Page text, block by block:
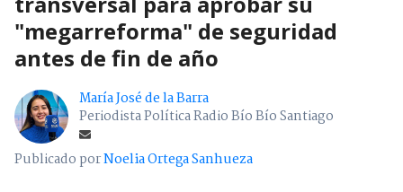
"megarreforma" de seguridad
antes de fin de año
María José de la Barra
Periodista Política Radio Bío Bío Santiago
Publicado porNoelia Ortega Sanhueza